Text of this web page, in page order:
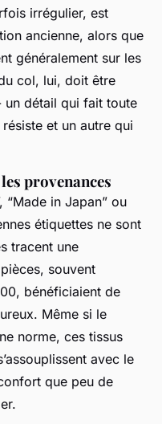
irrégulier, est
ancienne, alors que
généralement sur les
col, lui, doit être
détail qui fait toute
et un autre qui
provenances
“Made in Japan” ou
étiquettes ne sont
tracent une
souvent
bénéficiaient de
Même si le
norme, ces tissus
avec le
que peu de